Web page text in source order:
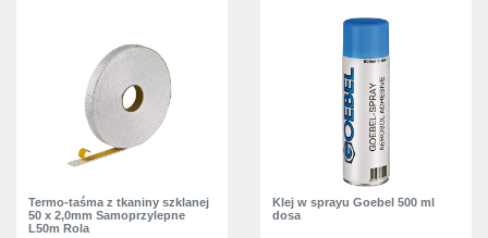
Termo-taśma z tkaniny szklanej
50 x 2,0mm Samoprzylepne
L50m Rola
Klej w sprayu Goebel 500 ml
dosa